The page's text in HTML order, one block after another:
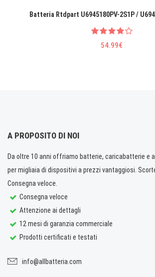
Batteria Rtdpart U6945180PV-2S1P /
54.99€
A PROPOSITO DI NOI
Da oltre 10 anni offriamo batterie, caricabatterie e
per migliaia di dispositivi a prezzi vantaggiosi.
Consegna veloce.
Consegna veloce
Attenzione ai dettagli
12 mesi di garanzia commerciale
Prodotti certificati e testati
info@allbatteria.com